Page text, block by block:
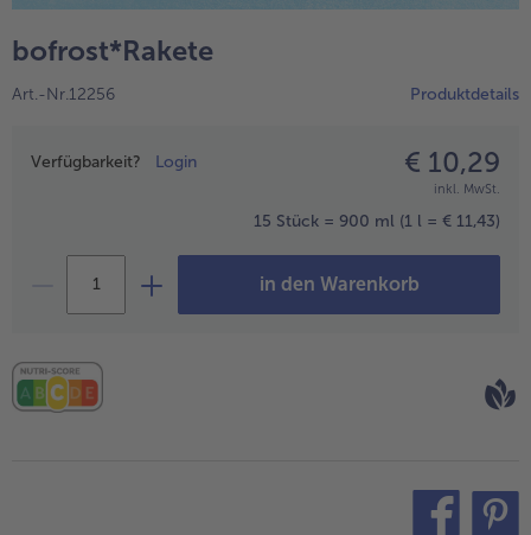
alle Obst
alle Süße Vielfalt
Confiserie & Feinkost
alle Küchenhelfer
bofrost*Rakete
Art.-Nr.12256 Produktdetails
Preisangabe
Verfügbarkeit? Login € 10,29
inkl. MwSt.
15 Stück = 900 ml (1 l = € 11,43)
in den Warenkorb